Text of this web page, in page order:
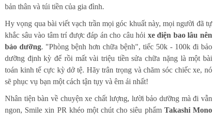
bản thân và túi tiền của gia đình.
Hy vọng qua bài viết vạch trần mọi góc khuất này, mọi người đã tự
khắc sâu vào tâm trí được đáp án cho câu hỏi xe điện bao lâu nên
bảo dưỡng. "Phòng bệnh hơn chữa bệnh", tiếc 50k - 100k đi bảo
dưỡng định kỳ để rồi mất vài triệu tiền sửa chữa nặng là một bài
toán kinh tế cực kỳ dở tệ. Hãy trân trọng và chăm sóc chiếc xe, nó
sẽ phục vụ bạn một cách tận tụy và êm ái nhất!
Nhân tiện bàn về chuyện xe chất lượng, lười bảo dưỡng mà đi vẫn
ngon, Smile xin PR khéo một chút cho siêu phẩm Takashi Mono